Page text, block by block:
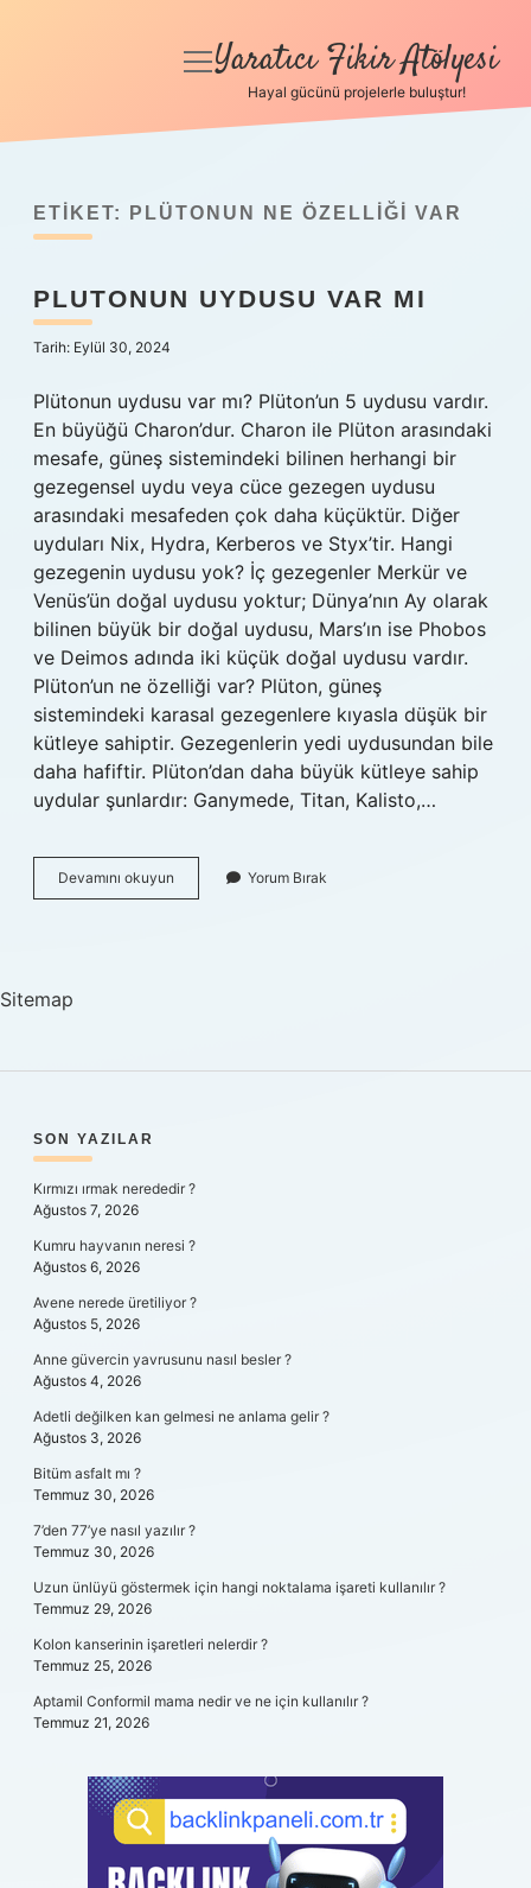
Anasayfa
Yasal Uyarı
Hakkımızda
menüyü
Yaratıcı Fikir Atölyesi
Hayal gücünü projelerle buluştur!
ETIKET: PLÜTONUN NE ÖZELLIĞI VAR
PLUTONUN UYDUSU VAR MI
Tarih: Eylül 30, 2024
Plütonun uydusu var mı? Plüton’un 5 uydusu vardır.
En büyüğü Charon’dur. Charon ile Plüton arasındaki
mesafe, güneş sistemindeki bilinen herhangi bir
gezegensel uydu veya cüce gezegen uydusu
arasındaki mesafeden çok daha küçüktür. Diğer
uyduları Nix, Hydra, Kerberos ve Styx’tir. Hangi
gezegenin uydusu yok? İç gezegenler Merkür ve
Venüs’ün doğal uydusu yoktur; Dünya’nın Ay olarak
bilinen büyük bir doğal uydusu, Mars’ın ise Phobos
ve Deimos adında iki küçük doğal uydusu vardır.
Plüton’un ne özelliği var? Plüton, güneş
sistemindeki karasal gezegenlere kıyasla düşük bir
kütleye sahiptir. Gezegenlerin yedi uydusundan bile
daha hafiftir. Plüton’dan daha büyük kütleye sahip
uydular şunlardır: Ganymede, Titan, Kalisto,…
Devamını okuyun Plutonun
Uydusu
Yorum Bırak
Sitemap
SIDEBAR
SON YAZILAR
Kırmızı ırmak nerededir ?
Ağustos 7, 2026
Kumru hayvanın neresi ?
Ağustos 6, 2026
Avene nerede üretiliyor ?
Ağustos 5, 2026
Anne güvercin yavrusunu nasıl besler ?
Ağustos 4, 2026
Adetli değilken kan gelmesi ne anlama gelir ?
Ağustos 3, 2026
Bitüm asfalt mı ?
Temmuz 30, 2026
7’den 77’ye nasıl yazılır ?
Temmuz 30, 2026
Uzun ünlüyü göstermek için hangi noktalama işareti kullanılır ?
Temmuz 29, 2026
Kolon kanserinin işaretleri nelerdir ?
Temmuz 25, 2026
Aptamil Conformil mama nedir ve ne için kullanılır ?
Temmuz 21, 2026